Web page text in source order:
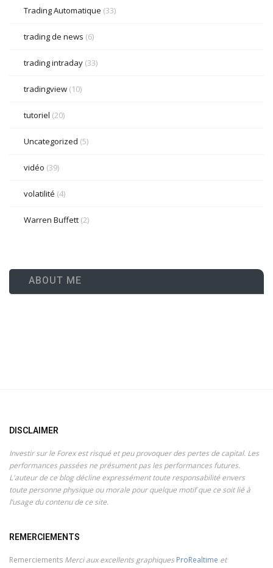
Trading Automatique (33)
trading de news (6)
trading intraday (33)
tradingview (10)
tutoriel (20)
Uncategorized (5)
vidéo (39)
volatilité (4)
Warren Buffett (2)
ABOUT ME
DISCLAIMER
Investir sur le Forex est risqué et peu provoquer des pertes de capital. Les
performances passées ne présument pas les performances futures.
L'auteur de ce blog décline expressément toute responsabilité envers
toute personne physique ou morale pour quelque motif que ce soit lié à
l’usage du contenu de ce site.
REMERCIEMENTS
Remerciements Merci aux excellents graphiques ProRealtime et